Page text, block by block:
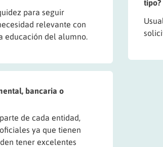
para seguir
relevante con
educación del alumno.
bancaria o
de cada entidad,
ya que tienen
tener excelentes
tipo?